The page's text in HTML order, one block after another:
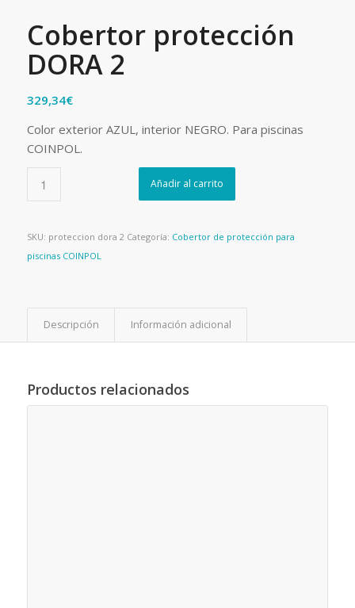
Cobertor protección
DORA 2
329,34€
Color exterior AZUL, interior NEGRO. Para piscinas
COINPOL.
Añadir al carrito
SKU: proteccion dora 2 Categoría: Cobertor de protección para
piscinas COINPOL
Descripción Información adicional
Productos relacionados